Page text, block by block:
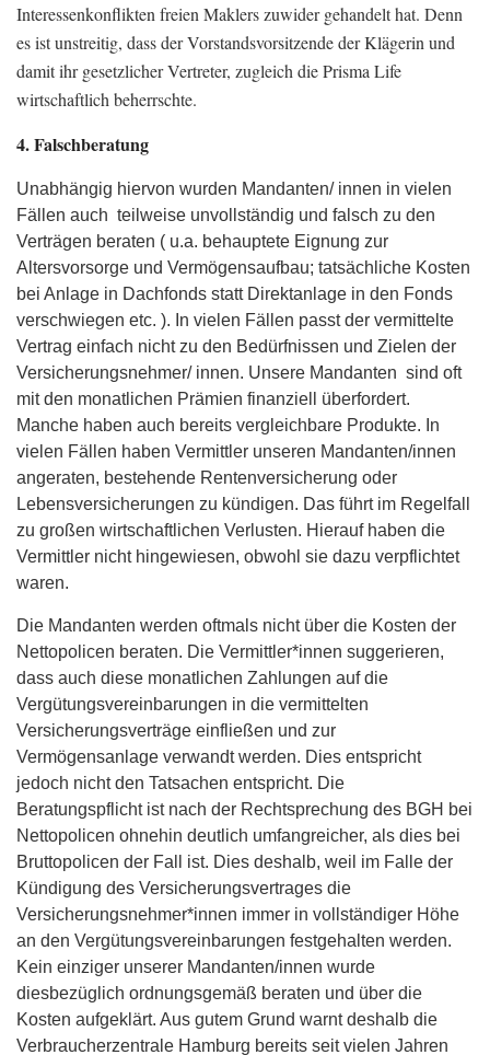
Interessenkonflikten freien Maklers zuwider gehandelt hat. Denn
es ist unstreitig, dass der Vorstandsvorsitzende der Klägerin und
damit ihr gesetzlicher Vertreter, zugleich die Prisma Life
wirtschaftlich beherrschte.
4. Falschberatung
Unabhängig hiervon wurden Mandanten/ innen in vielen
Fällen auch teilweise unvollständig und falsch zu den
Verträgen beraten ( u.a. behauptete Eignung zur
Altersvorsorge und Vermögensaufbau; tatsächliche Kosten
bei Anlage in Dachfonds statt Direktanlage in den Fonds
verschwiegen etc. ). In vielen Fällen passt der vermittelte
Vertrag einfach nicht zu den Bedürfnissen und Zielen der
Versicherungsnehmer/ innen. Unsere Mandanten sind oft
mit den monatlichen Prämien finanziell überfordert.
Manche haben auch bereits vergleichbare Produkte. In
vielen Fällen haben Vermittler unseren Mandanten/innen
angeraten, bestehende Rentenversicherung oder
Lebensversicherungen zu kündigen. Das führt im Regelfall
zu großen wirtschaftlichen Verlusten. Hierauf haben die
Vermittler nicht hingewiesen, obwohl sie dazu verpflichtet
waren.
Die Mandanten werden oftmals nicht über die Kosten der
Nettopolicen beraten. Die Vermittler*innen suggerieren,
dass auch diese monatlichen Zahlungen auf die
Vergütungsvereinbarungen in die vermittelten
Versicherungsverträge einfließen und zur
Vermögensanlage verwandt werden. Dies entspricht
jedoch nicht den Tatsachen entspricht. Die
Beratungspflicht ist nach der Rechtsprechung des BGH bei
Nettopolicen ohnehin deutlich umfangreicher, als dies bei
Bruttopolicen der Fall ist. Dies deshalb, weil im Falle der
Kündigung des Versicherungsvertrages die
Versicherungsnehmer*innen immer in vollständiger Höhe
an den Vergütungsvereinbarungen festgehalten werden.
Kein einziger unserer Mandanten/innen wurde
diesbezüglich ordnungsgemäß beraten und über die
Kosten aufgeklärt. Aus gutem Grund warnt deshalb die
Verbraucherzentrale Hamburg bereits seit vielen Jahren